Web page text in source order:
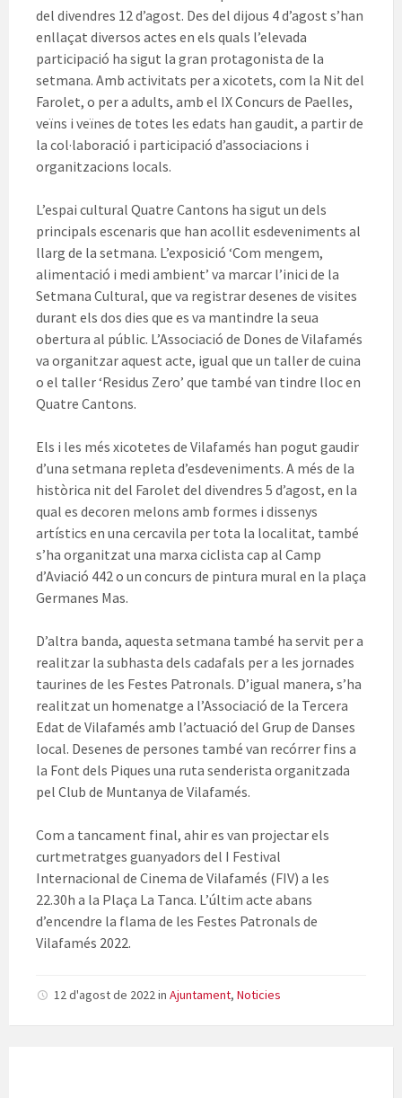
del divendres 12 d’agost. Des del dijous 4 d’agost s’han
enllaçat diversos actes en els quals l’elevada
participació ha sigut la gran protagonista de la
setmana. Amb activitats per a xicotets, com la Nit del
Farolet, o per a adults, amb el IX Concurs de Paelles,
veïns i veïnes de totes les edats han gaudit, a partir de
la col·laboració i participació d’associacions i
organitzacions locals.
L’espai cultural Quatre Cantons ha sigut un dels
principals escenaris que han acollit esdeveniments al
llarg de la setmana. L’exposició ‘Com mengem,
alimentació i medi ambient’ va marcar l’inici de la
Setmana Cultural, que va registrar desenes de visites
durant els dos dies que es va mantindre la seua
obertura al públic. L’Associació de Dones de Vilafamés
va organitzar aquest acte, igual que un taller de cuina
o el taller ‘Residus Zero’ que també van tindre lloc en
Quatre Cantons.
Els i les més xicotetes de Vilafamés han pogut gaudir
d’una setmana repleta d’esdeveniments. A més de la
històrica nit del Farolet del divendres 5 d’agost, en la
qual es decoren melons amb formes i dissenys
artístics en una cercavila per tota la localitat, també
s’ha organitzat una marxa ciclista cap al Camp
d’Aviació 442 o un concurs de pintura mural en la plaça
Germanes Mas.
D’altra banda, aquesta setmana també ha servit per a
realitzar la subhasta dels cadafals per a les jornades
taurines de les Festes Patronals. D’igual manera, s’ha
realitzat un homenatge a l’Associació de la Tercera
Edat de Vilafamés amb l’actuació del Grup de Danses
local. Desenes de persones també van recórrer fins a
la Font dels Piques una ruta senderista organitzada
pel Club de Muntanya de Vilafamés.
Com a tancament final, ahir es van projectar els
curtmetratges guanyadors del I Festival
Internacional de Cinema de Vilafamés (FIV) a les
22.30h a la Plaça La Tanca. L’últim acte abans
d’encendre la flama de les Festes Patronals de
Vilafamés 2022.
12 d'agost de 2022in Ajuntament, Noticies